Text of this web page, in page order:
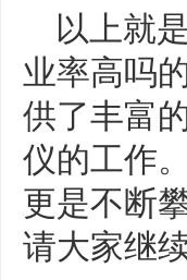
以上就
业率高吗
供了丰富
仪的工作
更是不断
请大家继